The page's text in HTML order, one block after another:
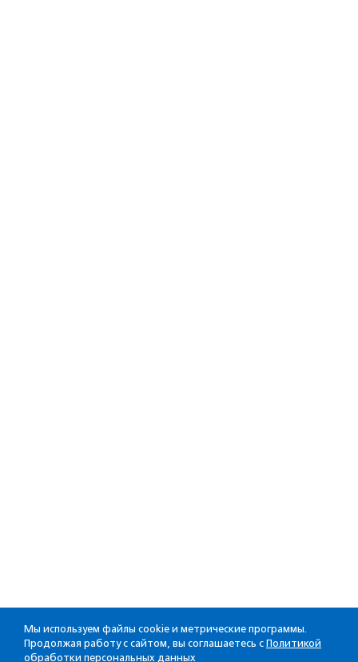
Мы используем файлы cookie и метрические программы.
Продолжая работу с сайтом, вы соглашаетесь с Политикой
обработки персональных данных